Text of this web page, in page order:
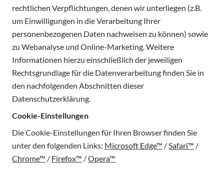
rechtlichen Verpflichtungen, denen wir unterliegen (z.B.
um Einwilligungen in die Verarbeitung Ihrer
personenbezogenen Daten nachweisen zu können) sowie
zu Webanalyse und Online-Marketing. Weitere
Informationen hierzu einschließlich der jeweiligen
Rechtsgrundlage für die Datenverarbeitung finden Sie in
den nachfolgenden Abschnitten dieser
Datenschutzerklärung.
Cookie-Einstellungen
Die Cookie-Einstellungen für Ihren Browser finden Sie
unter den folgenden Links: Microsoft Edge™ /Safari™ /
Chrome™ / Firefox™ /Opera™